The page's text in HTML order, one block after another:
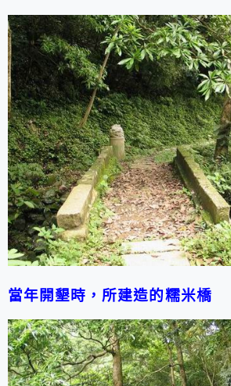
當年開墾時，所建造的糯米橋